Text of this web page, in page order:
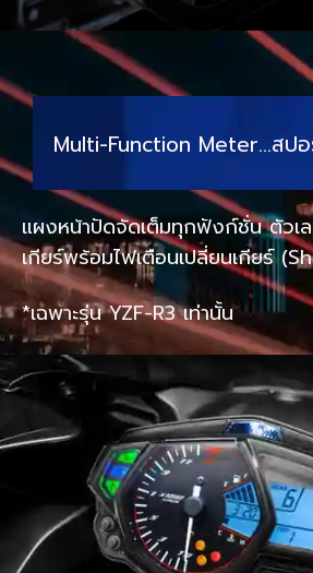
Multi-Function Meter…สป
แผงหน้าปัดจัดเต็มทุกฟังก์ชั่น ตัวเ
เกียร์พร้อมไฟเตือนเปลี่ยนเกียร์
*เฉพาะรุ่น YZF-R3 เท่านั้น